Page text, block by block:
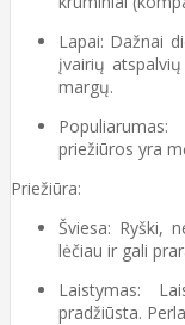
Lapai: Dažnai
įvairių
margų.
priežiūros yra
Priežiūra:
Šviesa: Ryški,
lėčiau ir gali
Laistymas:
pradžiūsta.